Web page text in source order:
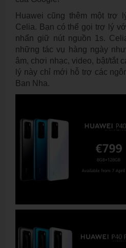
Huawei cũng thêm một trợ
Celia. Bạn có thể gọi trợ lý
nhấn giữ nút nguồn 1s.
những tác vụ hàng ngày
âm, chơi nhạc, video, bật/tắt
lý này chỉ mới hỗ trợ các
Ban Nha.